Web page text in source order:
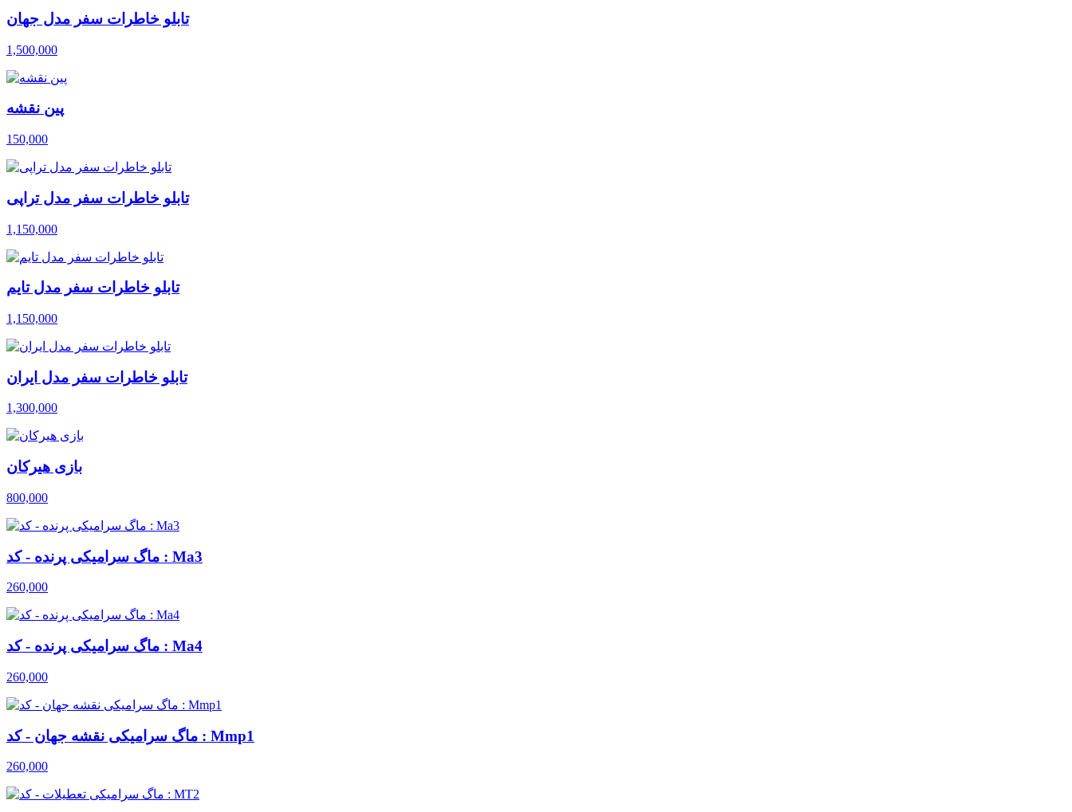
تابلو خاطرات سفر مدل جهان
1,500,000
پین نقشه
150,000
تابلو خاطرات سفر مدل تراپی
1,150,000
تابلو خاطرات سفر مدل تایم
1,150,000
تابلو خاطرات سفر مدل ایران
1,300,000
بازی هیرکان
800,000
ماگ سرامیکی پرنده - کد : Ma3
260,000
ماگ سرامیکی پرنده - کد : Ma4
260,000
ماگ سرامیکی نقشه جهان - کد : Mmp1
260,000